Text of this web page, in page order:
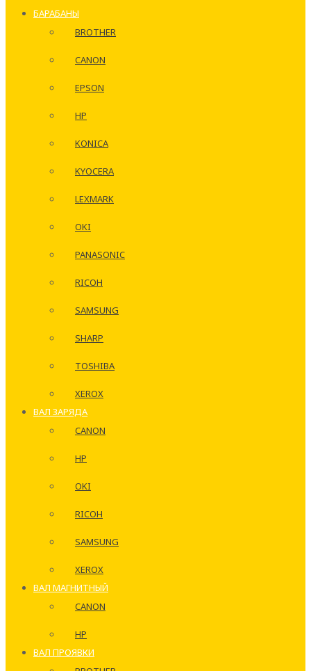
БАРАБАНЫ
BROTHER
CANON
EPSON
HP
KONICA
KYOCERA
LEXMARK
OKI
PANASONIC
RICOH
SAMSUNG
SHARP
TOSHIBA
XEROX
ВАЛ ЗАРЯДА
CANON
HP
OKI
RICOH
SAMSUNG
XEROX
ВАЛ МАГНИТНЫЙ
CANON
HP
ВАЛ ПРОЯВКИ